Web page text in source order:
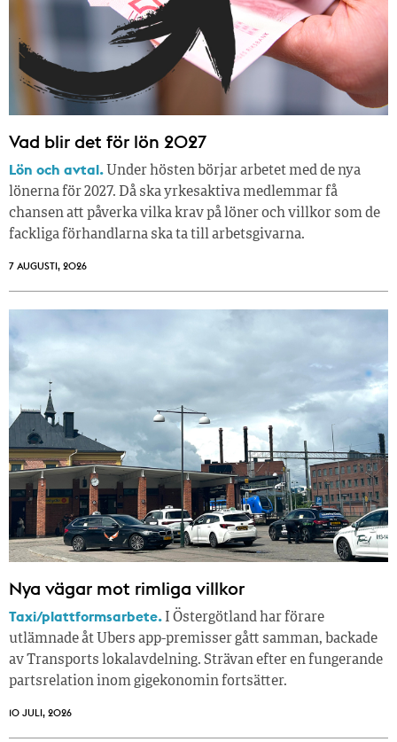
Vad blir det för lön 2027
Lön och avtal. Under hösten börjar arbetet med de nya
lönerna för 2027. Då ska yrkesaktiva medlemmar få
chansen att påverka vilka krav på löner och villkor som de
fackliga förhandlarna ska ta till arbetsgivarna.
7 AUGUSTI, 2026
Nya vägar mot rimliga villkor
Taxi/plattformsarbete. I Östergötland har förare
utlämnade åt Ubers app-premisser gått samman, backade
av Transports lokalavdelning. Strävan efter en fungerande
partsrelation inom gigekonomin fortsätter.
10 JULI, 2026